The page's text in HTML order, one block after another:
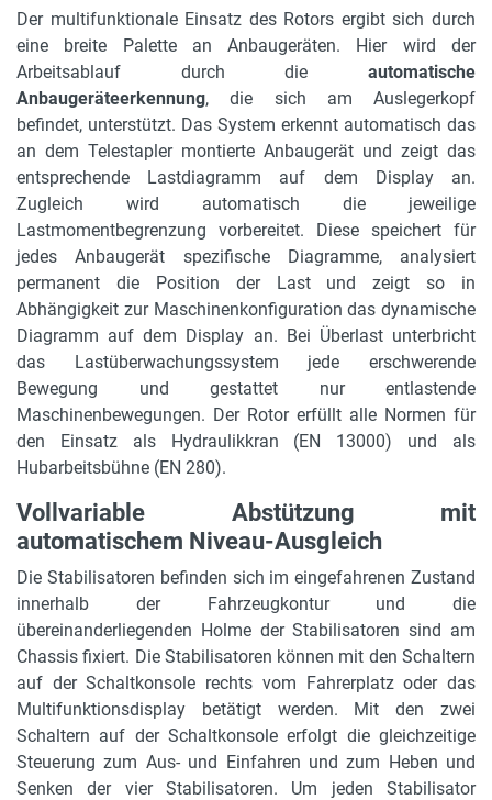
max. Tragkraft
6000 kg
Stützen
Scherenstützen
Fahrgeschwindigkeit max.
20 km/h
Gerätelänge in m
7.78 m
Motorleistung in PS
218 PS
Antrieb
hydrostatisch
Tragkraft bei max. Hubhöhe
2500 kg
Hydraulikleistung
310 bar
Wenderadius außen
6.63 m
Steuerung
Joysticks
Der multifunktionale Einsatz des Rotors ergibt sich durch
eine breite Palette an Anbaugeräten. Hier wird der
Arbeitsablauf durch die automatische
Anbaugeräteerkennung, die sich am Auslegerkopf
befindet, unterstützt. Das System erkennt automatisch das
an dem Telestapler montierte Anbaugerät und zeigt das
entsprechende Lastdiagramm auf dem Display an.
Zugleich wird automatisch die jeweilige
Lastmomentbegrenzung vorbereitet. Diese speichert für
jedes Anbaugerät spezifische Diagramme, analysiert
permanent die Position der Last und zeigt so in
Abhängigkeit zur Maschinenkonfiguration das dynamische
Diagramm auf dem Display an. Bei Überlast unterbricht
das Lastüberwachungssystem jede erschwerende
Bewegung und gestattet nur entlastende
Maschinenbewegungen. Der Rotor erfüllt alle Normen für
den Einsatz als Hydraulikkran (EN 13000) und als
Hubarbeitsbühne (EN 280).
Vollvariable Abstützung mit
automatischem Niveau-Ausgleich
Die Stabilisatoren befinden sich im eingefahrenen Zustand
innerhalb der Fahrzeugkontur und die
übereinanderliegenden Holme der Stabilisatoren sind am
Chassis fixiert. Die Stabilisatoren können mit den Schaltern
auf der Schaltkonsole rechts vom Fahrerplatz oder das
Multifunktionsdisplay betätigt werden. Mit den zwei
Schaltern auf der Schaltkonsole erfolgt die gleichzeitige
Steuerung zum Aus- und Einfahren und zum Heben und
Senken der vier Stabilisatoren. Um jeden Stabilisator